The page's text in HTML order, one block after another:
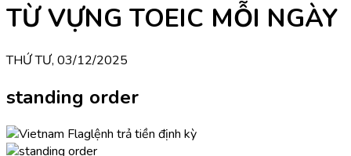
TỪ VỰNG TOEIC MỖI NGÀY
THỨ TƯ, 03/12/2025
standing order
lệnh trả tiền định kỳ